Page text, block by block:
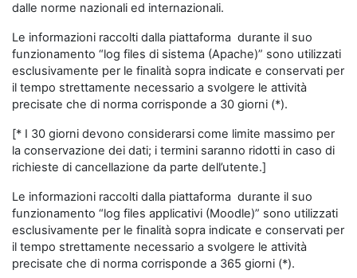
dalle norme nazionali ed internazionali.
Le informazioni raccolti dalla piattaforma durante il suo
funzionamento “log files di sistema (Apache)” sono utilizzati
esclusivamente per le finalità sopra indicate e conservati per
il tempo strettamente necessario a svolgere le attività
precisate che di norma corrisponde a 30 giorni (*).
[* I 30 giorni devono considerarsi come limite massimo per
la conservazione dei dati; i termini saranno ridotti in caso di
richieste di cancellazione da parte dell’utente.]
Le informazioni raccolti dalla piattaforma durante il suo
funzionamento “log files applicativi (Moodle)” sono utilizzati
esclusivamente per le finalità sopra indicate e conservati per
il tempo strettamente necessario a svolgere le attività
precisate che di norma corrisponde a 365 giorni (*).